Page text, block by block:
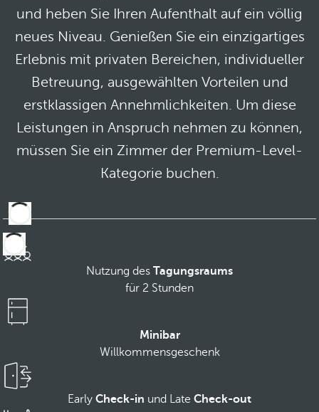
und heben Sie Ihren Aufenthalt auf ein völlig
neues Niveau. Genießen Sie ein einzigartiges
Erlebnis mit privaten Bereichen, individueller
Betreuung, ausgewählten Vorteilen und
erstklassigen Annehmlichkeiten. Um diese
Leistungen in Anspruch nehmen zu können,
müssen Sie ein Zimmer der Premium-Level-
Kategorie buchen.
Nutzung des Tagungsraums
für 2 Stunden
Minibar
Willkommensgeschenk
Early Check-in und Late Check-out